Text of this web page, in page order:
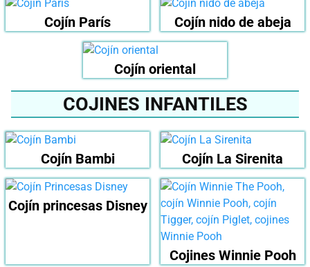
Cojín París Cojín nido de abeja
Cojín oriental
COJINES INFANTILES
Cojín Bambi Cojín La Sirenita
Cojín princesas Disney
Cojines Winnie Pooh